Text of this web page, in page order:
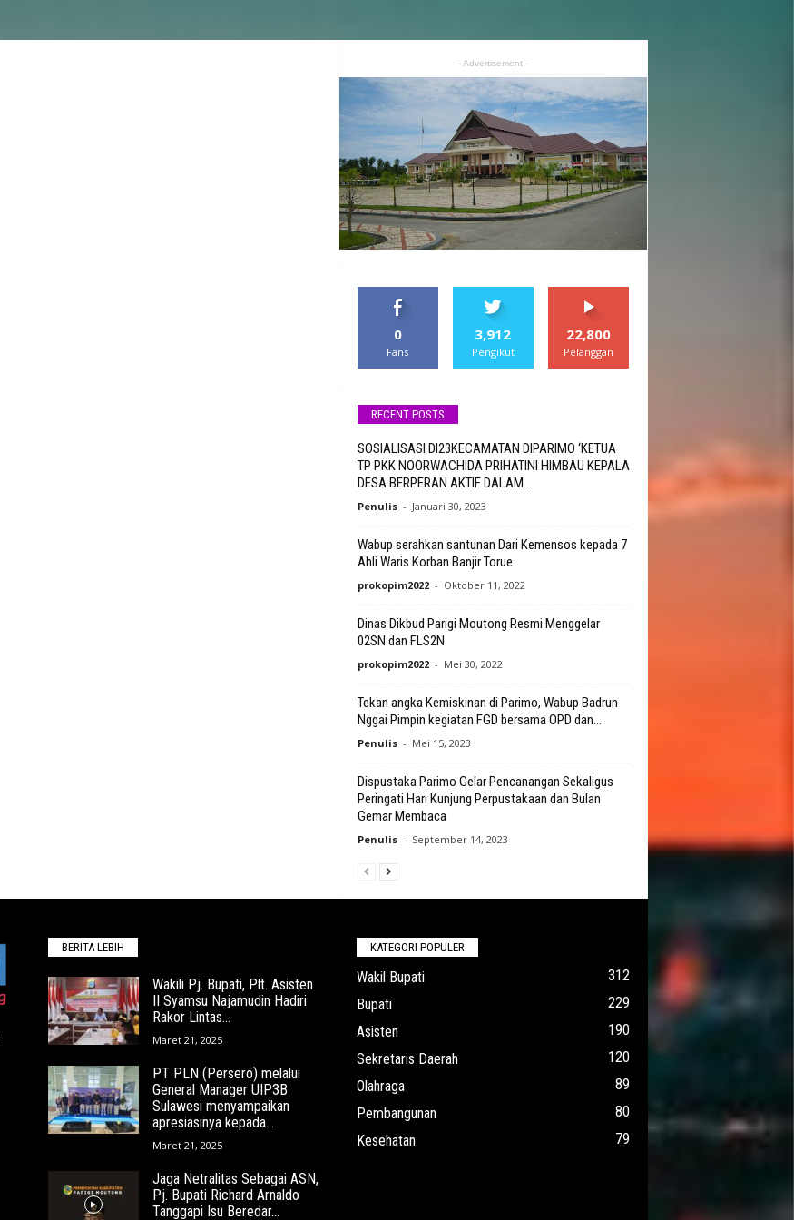
- Advertisement -
0
Fans
3,912
Pengikut
22,800
Pelanggan
RECENT POSTS
SOSIALISASI DI23KECAMATAN DIPARIMO ‘KETUA
TP PKK NOORWACHIDA PRIHATINI HIMBAU KEPALA
DESA BERPERAN AKTIF DALAM...
Penulis - Januari 30, 2023
Wabup serahkan santunan Dari Kemensos kepada 7
Ahli Waris Korban Banjir Torue
prokopim2022 - Oktober 11, 2022
Dinas Dikbud Parigi Moutong Resmi Menggelar
02SN dan FLS2N
prokopim2022 - Mei 30, 2022
Tekan angka Kemiskinan di Parimo, Wabup Badrun
Nggai Pimpin kegiatan FGD bersama OPD dan...
Penulis - Mei 15, 2023
Dispustaka Parimo Gelar Pencanangan Sekaligus
Peringati Hari Kunjung Perpustakaan dan Bulan
Gemar Membaca
Penulis - September 14, 2023
BERITA LEBIH
Wakili Pj. Bupati, Plt. Asisten
II Syamsu Najamudin Hadiri
Rakor Lintas...
Maret 21, 2025
PT PLN (Persero) melalui
General Manager UIP3B
Sulawesi menyampaikan
apresiasinya kepada...
Maret 21, 2025
Jaga Netralitas Sebagai ASN,
Pj. Bupati Richard Arnaldo
Tanggapi Isu Beredar...
KATEGORI POPULER
Wakil Bupati
312
Bupati
229
Asisten
190
Sekretaris Daerah
120
Olahraga
89
Pembangunan
80
Kesehatan
79